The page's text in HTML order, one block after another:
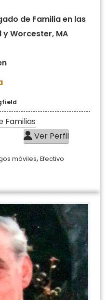
de Familia en las
Worcester, MA
Familias
Ver Perfil
móviles, Efectivo